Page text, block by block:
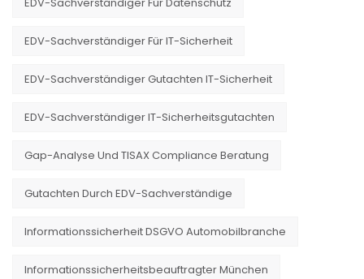
EDV-Sachverständiger Für Datenschutz
EDV-Sachverständiger Für IT-Sicherheit
EDV-Sachverständiger Gutachten IT-Sicherheit
EDV-Sachverständiger IT-Sicherheitsgutachten
Gap-Analyse Und TISAX Compliance Beratung
Gutachten Durch EDV-Sachverständige
Informationssicherheit DSGVO Automobilbranche
Informationssicherheitsbeauftragter München